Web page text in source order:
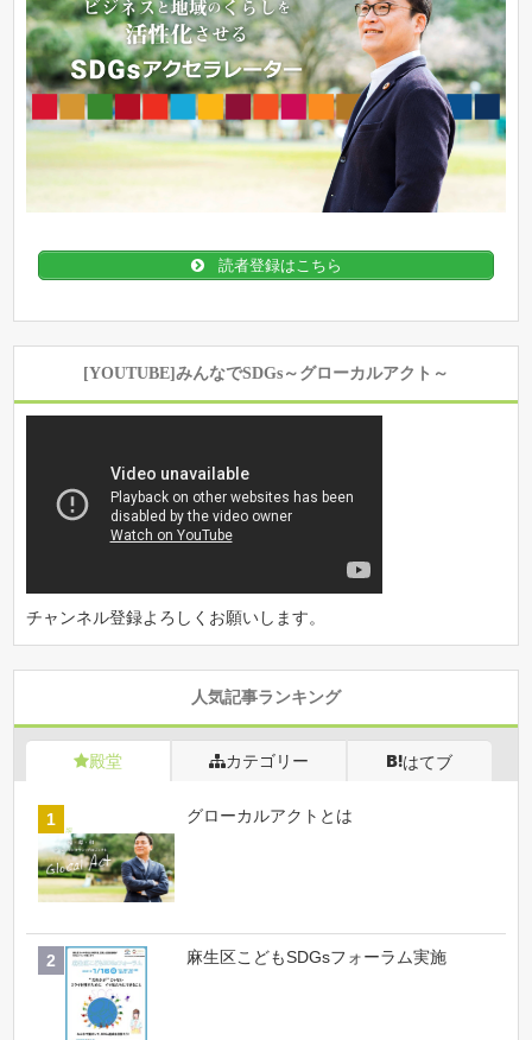
読者登録はこちら
[YOUTUBE]みんなでSDGs～グローカルアクト～
チャンネル登録よろしくお願いします。
人気記事ランキング
殿堂 カテゴリー はてブ
グローカルアクトとは
麻生区こどもSDGsフォーラム実施